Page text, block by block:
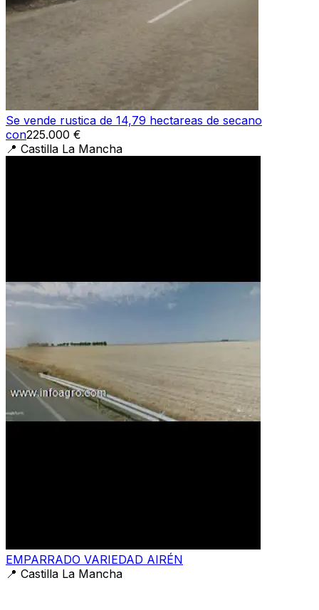
Se vende rustica de 14,79 hectareas de secano
con225.000 €
📍 Castilla La Mancha
EMPARRADO VARIEDAD AIRÉN
📍 Castilla La Mancha